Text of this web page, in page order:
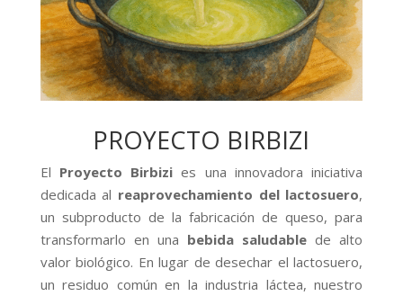
PROYECTO BIRBIZI
El Proyecto Birbizi es una innovadora iniciativa
dedicada al reaprovechamiento del lactosuero,
un subproducto de la fabricación de queso, para
transformarlo en una bebida saludable de alto
valor biológico. En lugar de desechar el lactosuero,
un residuo común en la industria láctea, nuestro